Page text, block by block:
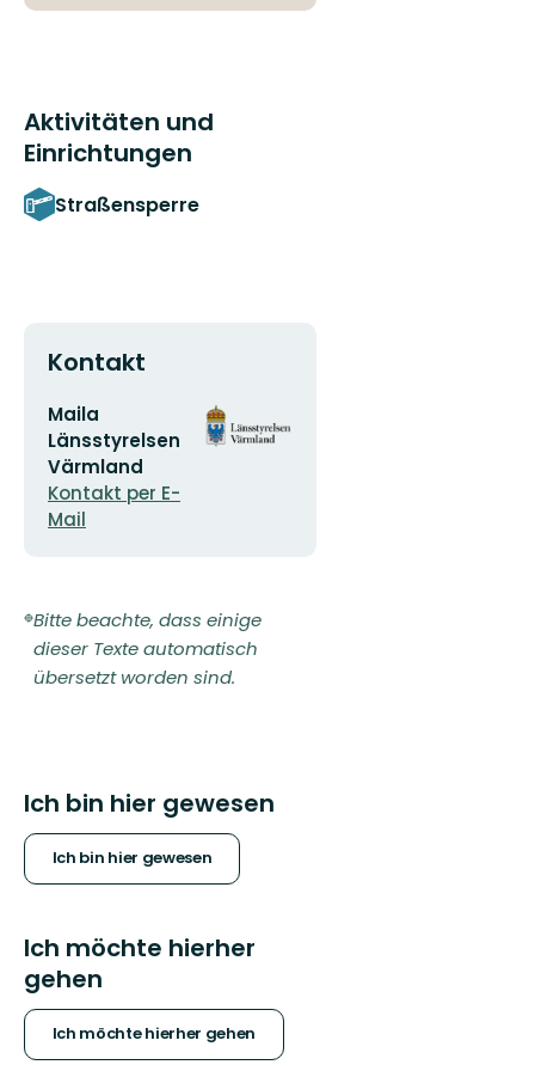
Aktivitäten und
Einrichtungen
Straßensperre
Kontakt
E-
Mail-
Adresse
Maila
Länsstyrelsen
Värmland
Kontakt per E-
Mail
Logotyp
der
Bitte beachte, dass einige
dieser Texte automatisch
übersetzt worden sind.
Ich bin hier gewesen
Ich bin hier gewesen
Ich möchte hierher
gehen
Ich möchte hierher gehen